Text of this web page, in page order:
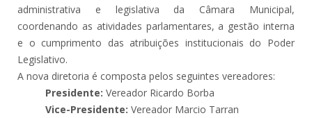
administrativa e legislativa da Câmara Municipal,
coordenando as atividades parlamentares, a gestão interna
e o cumprimento das atribuições institucionais do Poder
Legislativo.
A nova diretoria é composta pelos seguintes vereadores:
Presidente: Vereador Ricardo Borba
Vice-Presidente: Vereador Marcio Tarran